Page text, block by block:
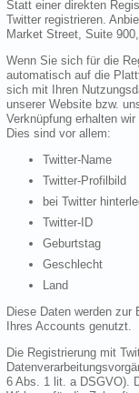
Statt einer direkten
Twitter registrieren.
Market Street, Suite
Wenn Sie sich für die
automatisch auf die
sich mit Ihren
unserer Website bzw.
Verknüpfung erhalten
Dies sind vor allem:
Twitter-Name
Twitter-Profilbild
bei Twitter
Twitter-ID
Geburtstag
Geschlecht
Land
Diese Daten werden zur
Ihres Accounts genutzt.
Die Registrierung mit
6 Abs. 1 lit. a DSGVO).